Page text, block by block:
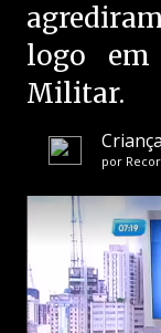
logo em
Militar.